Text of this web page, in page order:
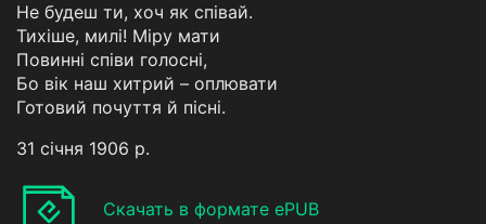
Не будеш ти, хоч як співай.
Тихіше, милі! Міру мати
Повинні співи голосні,
Бо вік наш хитрий – оплювати
Готовий почуття й пісні.
31 січня 1906 р.
Скачать в формате ePUB